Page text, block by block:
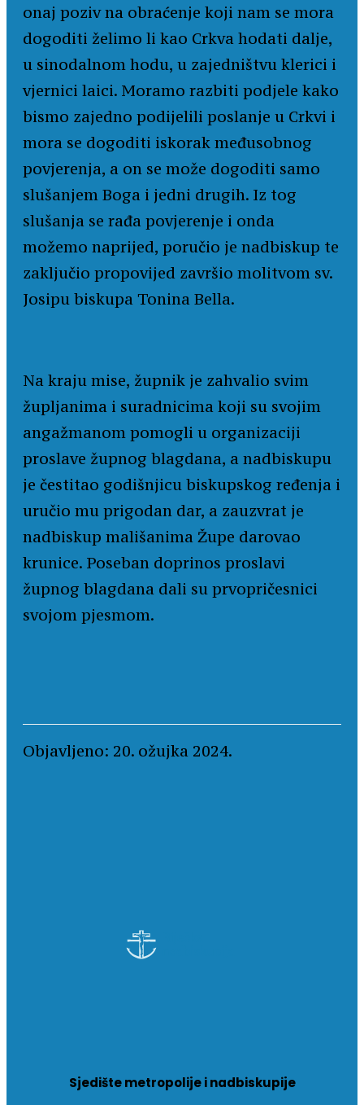
onaj poziv na obraćenje koji nam se mora
dogoditi želimo li kao Crkva hodati dalje,
u sinodalnom hodu, u zajedništvu klerici i
vjernici laici. Moramo razbiti podjele kako
bismo zajedno podijelili poslanje u Crkvi i
mora se dogoditi iskorak međusobnog
povjerenja, a on se može dogoditi samo
slušanjem Boga i jedni drugih. Iz tog
slušanja se rađa povjerenje i onda
možemo naprijed, poručio je nadbiskup te
zaključio propovijed završio molitvom sv.
Josipu biskupa Tonina Bella.
Na kraju mise, župnik je zahvalio svim
župljanima i suradnicima koji su svojim
angažmanom pomogli u organizaciji
proslave župnog blagdana, a nadbiskupu
je čestitao godišnjicu biskupskog ređenja i
uručio mu prigodan dar, a zauzvrat je
nadbiskup mališanima Župe darovao
krunice. Poseban doprinos proslavi
župnog blagdana dali su prvopričesnici
svojom pjesmom.
Objavljeno: 20. ožujka 2024.
Sjedište metropolije i nadbiskupije